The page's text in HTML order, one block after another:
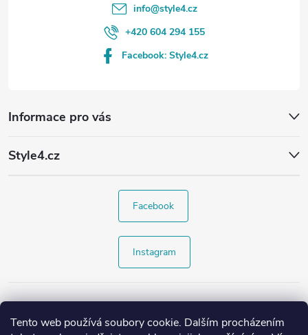
Tento web používá soubory cookie. Dalším procházením
Informace pro vás
Style4.cz
info@style4.cz
+420 604 294 155
Facebook: Style4.cz
Facebook
Instagram